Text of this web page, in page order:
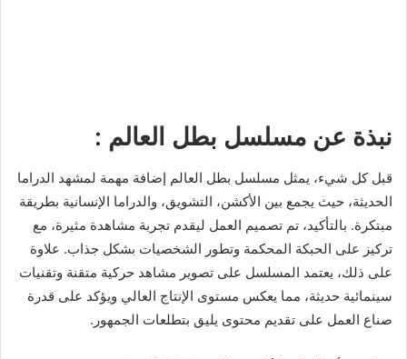
نبذة عن مسلسل بطل العالم :
قبل كل شيء، يمثل مسلسل بطل العالم إضافة مهمة لمشهد الدراما
الحديثة، حيث يجمع بين الأكشن، التشويق، والدراما الإنسانية بطريقة
مبتكرة. بالتأكيد، تم تصميم العمل ليقدم تجربة مشاهدة مثيرة، مع
تركيز على الحبكة المحكمة وتطور الشخصيات بشكل جذاب. علاوة
على ذلك، يعتمد المسلسل على تصوير مشاهد حركية متقنة وتقنيات
سينمائية حديثة، مما يعكس مستوى الإنتاج العالي ويؤكد على قدرة
صناع العمل على تقديم محتوى يليق بتطلعات الجمهور.